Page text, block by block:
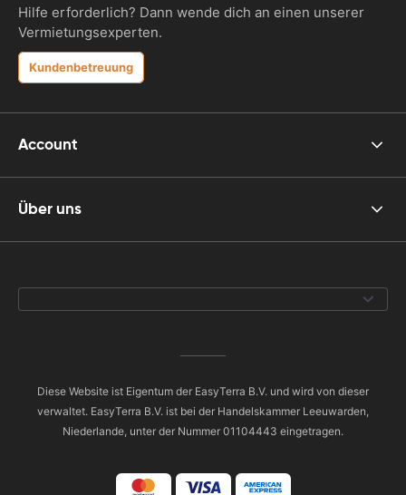
Hilfe erforderlich? Dann wende dich an einen unserer
Vermietungsexperten.
Kundenbetreuung
Account
Über uns
Diese Website ist Eigentum der EasyTerra B.V. und wird von dieser
verwaltet. EasyTerra B.V. ist bei der Handelskammer Leeuwarden,
Niederlande, unter der Nummer 01104443 eingetragen.